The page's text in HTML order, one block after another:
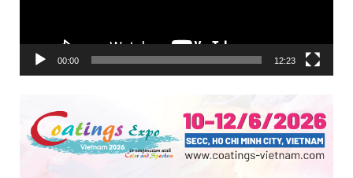
00:00 12:23